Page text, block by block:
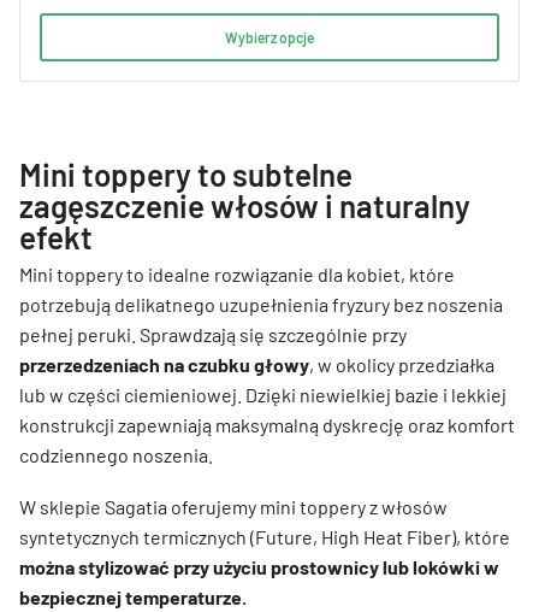
Wybierz opcje
Mini toppery to subtelne
zagęszczenie włosów i naturalny
efekt
Mini toppery to idealne rozwiązanie dla kobiet, które
potrzebują delikatnego uzupełnienia fryzury bez noszenia
pełnej peruki. Sprawdzają się szczególnie przy
przerzedzeniach na czubku głowy, w okolicy przedziałka
lub w części ciemieniowej. Dzięki niewielkiej bazie i lekkiej
konstrukcji zapewniają maksymalną dyskrecję oraz komfort
codziennego noszenia.
W sklepie Sagatia oferujemy mini toppery z włosów
syntetycznych termicznych (Future, High Heat Fiber), które
można stylizować przy użyciu prostownicy lub lokówki w
bezpiecznej temperaturze.